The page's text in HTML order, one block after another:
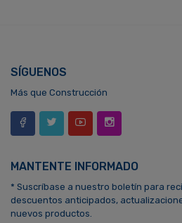
SÍGUENOS
Más que Construcción
MANTENTE INFORMADO
* Suscríbase a nuestro boletín para
descuentos anticipados,
nuevos productos.